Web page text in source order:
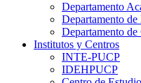
Departamento
Departamento de
Departamento de
Institutos y Centros
INTE-PUCP
IDEHPUCP